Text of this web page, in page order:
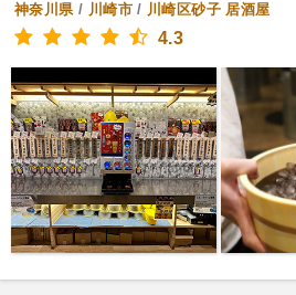
神奈川県/ 川崎市/ 川崎区砂子 居酒屋
4.3